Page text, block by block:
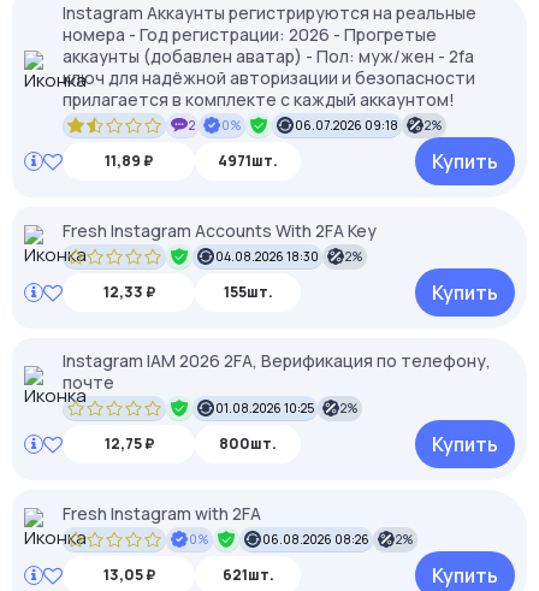
Instagram Аккаунты регистрируются на реальные
номера - Год регистрации: 2026 - Прогретые
аккаунты (добавлен аватар) - Пол: муж/жен - 2fa
ключ для надёжной авторизации и безопасности
прилагается в комплекте с каждый аккаунтом!
2 0% 06.07.2026 09:18 2%
11,89 ₽ 4971шт. Купить
Fresh Instagram Accounts With 2FA Key
04.08.2026 18:30 2%
12,33 ₽ 155шт. Купить
Instagram IAM 2026 2FA, Верификация по телефону,
почте
01.08.2026 10:25 2%
12,75 ₽ 800шт. Купить
Fresh Instagram with 2FA
0% 06.08.2026 08:26 2%
13,05 ₽ 621шт. Купить